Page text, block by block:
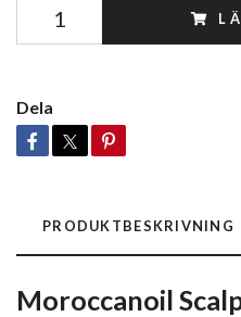
Dela
PRODUKTBESKRIVNING
Moroccanoil